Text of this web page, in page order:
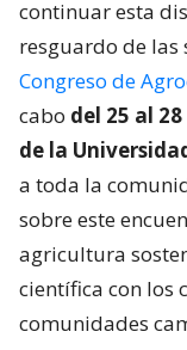
continuar esta
resguardo de
Congreso de
cabo del 25 al
de la
a toda la
sobre este
agricultura
científica con los
comunidades